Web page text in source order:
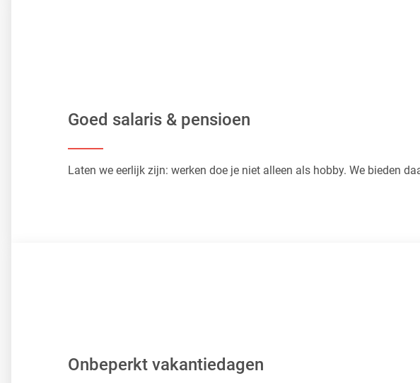
Goed salaris & pensioen
Laten we eerlijk zijn: werken doe je niet alleen als hobby. We bieden
Onbeperkt vakantiedagen